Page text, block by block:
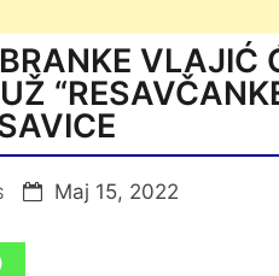
VLAJIĆ
Мај 15, 2022